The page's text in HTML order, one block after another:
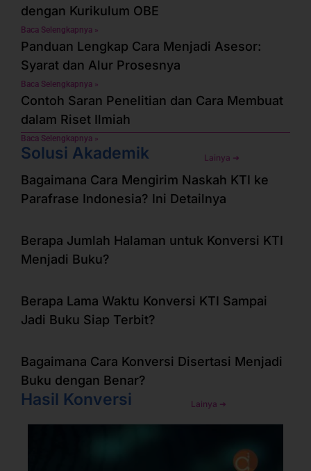
dengan Kurikulum OBE
Baca Selengkapnya »
Panduan Lengkap Cara Menjadi Asesor:
Syarat dan Alur Prosesnya
Baca Selengkapnya »
Contoh Saran Penelitian dan Cara Membuat
dalam Riset Ilmiah
Baca Selengkapnya »
Solusi Akademik Lainya ➜
Bagaimana Cara Mengirim Naskah KTI ke
Parafrase Indonesia? Ini Detailnya
Berapa Jumlah Halaman untuk Konversi KTI
Menjadi Buku?
Berapa Lama Waktu Konversi KTI Sampai
Jadi Buku Siap Terbit?
Bagaimana Cara Konversi Disertasi Menjadi
Buku dengan Benar?
Hasil Konversi Lainya ➜